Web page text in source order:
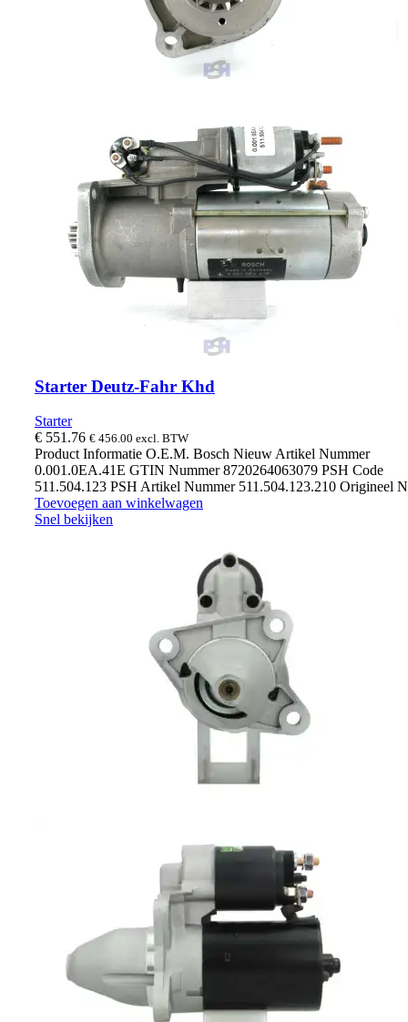
Starter Deutz-Fahr Khd
Starter
€ 551.76 € 456.00 excl. BTW
Product Informatie O.E.M. Bosch Nieuw Artikel Nummer
0.001.0EA.41E GTIN Nummer 8720264063079 PSH Code
511.504.123 PSH Artikel Nummer 511.504.123.210 Origineel
Toevoegen aan winkelwagen
Snel bekijken